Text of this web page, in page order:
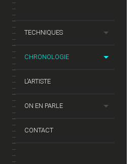
TECHNIQUES
CHRONOLOGIE
L’ARTISTE
ON EN PARLE
CONTACT